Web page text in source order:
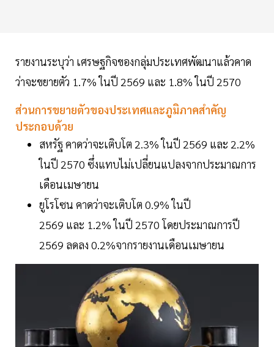
รายงานระบุว่า เศรษฐกิจของกลุ่มประเทศพัฒนาแล้วคาด
ว่าจะขยายตัว 1.7% ในปี 2569 และ 1.8% ในปี 2570
ส่วนการขยายตัวของประเทศและภูมิภาคสำคัญ
ประกอบด้วย
สหรัฐ คาดว่าจะเติบโต 2.3% ในปี 2569 และ 2.2%
ในปี 2570 ซึ่งแทบไม่เปลี่ยนแปลงจากประมาณการ
เดือนเมษายน
ยูโรโซน คาดว่าจะเติบโต 0.9% ในปี
2569 และ 1.2% ในปี 2570 โดยประมาณการปี
2569 ลดลง 0.2%จากรายงานเดือนเมษายน